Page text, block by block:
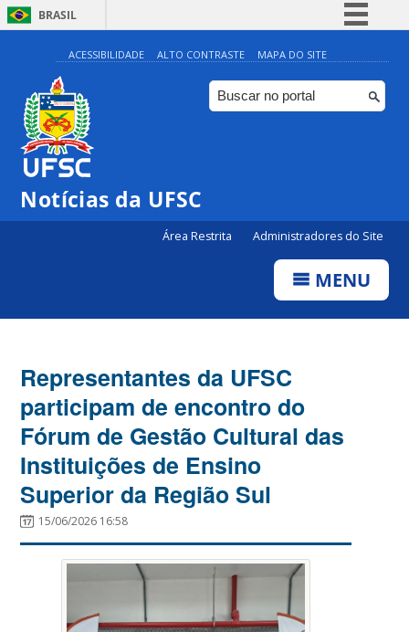
BRASIL
Simplifique!
Comunica BR
Participe
ACESSIBILIDADE ALTO CONTRASTE MAPA DO SITE
Notícias da UFSC
Área Restrita Administradores do Site
MENU
Representantes da UFSC
participam de encontro do
Fórum de Gestão Cultural das
Instituições de Ensino
Superior da Região Sul
15/06/2026 16:58